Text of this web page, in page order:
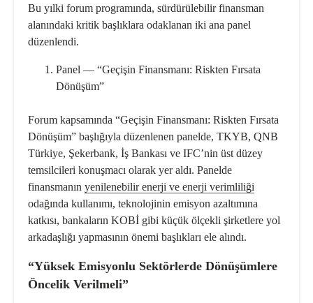
Bu yılki forum programında, sürdürülebilir finansman
alanındaki kritik başlıklara odaklanan iki ana panel
düzenlendi.
Panel — “Geçişin Finansmanı: Riskten Fırsata
Dönüşüm”
Forum kapsamında “Geçişin Finansmanı: Riskten Fırsata
Dönüşüm” başlığıyla düzenlenen panelde, TKYB, QNB
Türkiye, Şekerbank, İş Bankası ve IFC’nin üst düzey
temsilcileri konuşmacı olarak yer aldı. Panelde
finansmanın yenilenebilir enerji ve enerji verimliliği
odağında kullanımı, teknolojinin emisyon azaltımına
katkısı, bankaların KOBİ gibi küçük ölçekli şirketlere yol
arkadaşlığı yapmasının önemi başlıkları ele alındı.
“Yüksek Emisyonlu Sektörlerde Dönüşümlere
Öncelik Verilmeli”